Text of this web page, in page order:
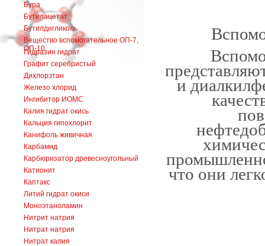
Бура
Бутилацетат
Бутилдигликоль
Вещество вспомогательное ОП-7,
Гидразин гидрат
Графит серебристый
Дихлорэтан
Железо хлорид
Ингибитор ИОМС
Калия гидрат окись
Кальция гипохлорит
Канифоль живичная
Карбамид
Карбюризатор древесноугольный
Катионит
Каптакс
Литий гидрат окиси
Моноэтаноламин
Нитрит натрия
Нитрат натрия
Нитрат калия
и
что они